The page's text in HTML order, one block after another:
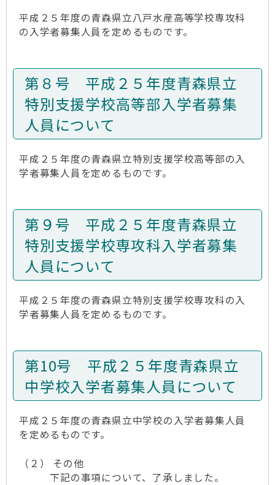
平成２５年度の青森県立八戸水産高等学校専攻科
の入学者募集人員を定めるものです。
第８号 平成２５年度青森県立
特別支援学校高等部入学者募集
人員について
平成２５年度の青森県立特別支援学校高等部の入
学者募集人員を定めるものです。
第９号 平成２５年度青森県立
特別支援学校専攻科入学者募集
人員について
平成２５年度の青森県立特別支援学校専攻科の入
学者募集人員を定めるものです。
第10号 平成２５年度青森県立
中学校入学者募集人員について
平成２５年度の青森県立中学校の入学者募集人員
を定めるものです。
（２） その他
下記の事項について、了承しました。